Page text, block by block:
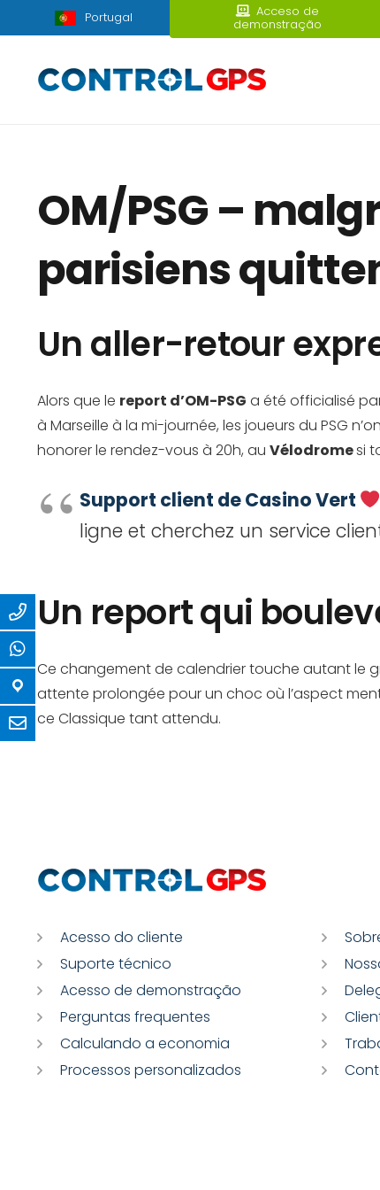
Portugal Acceso de
demonstração
OM/PSG –
parisiens
Un aller-retour
Alors que le report d’OM-PSG a été officialisé
à Marseille à la mi-journée, les joueurs du PSG
honorer le rendez-vous à 20h, au Vélodromesi
Support client de Casino Vert
ligne et cherchez un service
Un report qui
Ce changement de calendrier touche autant le
attente prolongée pour un choc où l’aspect
ce Classique tant attendu.
Acesso do cliente
Suporte técnico
Acesso de demonstração
Perguntas frequentes
Calculando a economia
Processos personalizados